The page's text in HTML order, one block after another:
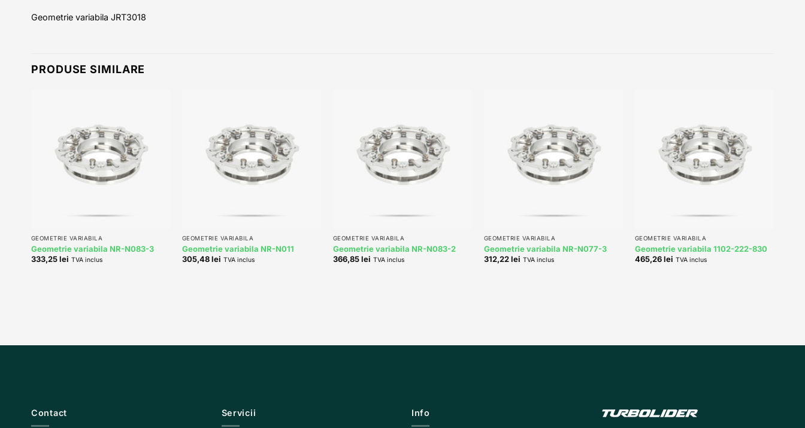
Geometrie variabila JRT3018
PRODUSE SIMILARE
GEOMETRIE VARIABILA
Geometrie variabila NR-N083-3
333,25lei TVA inclus
GEOMETRIE VARIABILA
Geometrie variabila NR-N011
305,48lei TVA inclus
GEOMETRIE VARIABILA
Geometrie variabila NR-N083-2
366,85lei TVA inclus
GEOMETRIE VARIABILA
Geometrie variabila NR-N077-3
312,22lei TVA inclus
GEOMETRIE VARIABILA
Geometrie variabila 1102-222-830
465,26lei TVA inclus
Contact Servicii Info